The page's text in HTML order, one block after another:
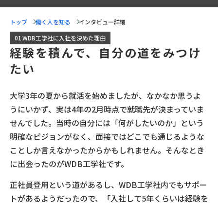
トップ 働く人を知る インタビュー詳細
01.WDB工学社に入社を決めた理由
経験を積んで、自分の道をみつけ
たい
大学3年の夏から就活を始めましたが、なかなか思うよ
うにいかず、実は4年の2月時点で就職先が決まっていま
せんでした。当時の自分には「何がしたいのか」という
明確なビジョンがなく、面接ではどこでも通じるような
ことしか言えなかったからかもしれません。そんなとき
に出会ったのがWDB工学社です。
正社員登用という道があるし、WDB工学社内でもサポー
トがあるようだったので、「入社して5年くらいは経験を